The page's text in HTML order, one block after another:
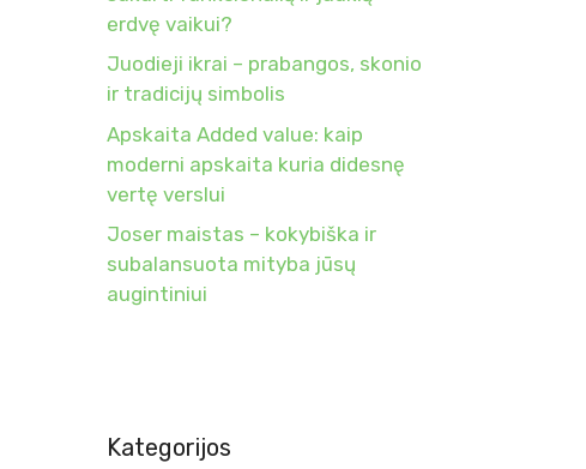
erdvę vaikui?
Juodieji ikrai – prabangos, skonio
ir tradicijų simbolis
Apskaita Added value: kaip
moderni apskaita kuria didesnę
vertę verslui
Joser maistas – kokybiška ir
subalansuota mityba jūsų
augintiniui
Kategorijos